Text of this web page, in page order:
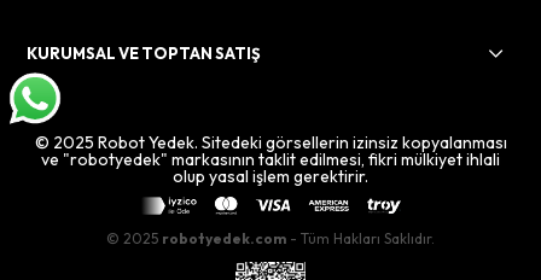
KURUMSAL VE TOPTAN SATIŞ
© 2025 Robot Yedek. Sitedeki görsellerin izinsiz kopyalanması
ve "robotyedek" markasının taklit edilmesi, fikri mülkiyet ihlali
olup yasal işlem gerektirir.
© 2025 robotyedek.com - Tüm Hakları Saklıdır.